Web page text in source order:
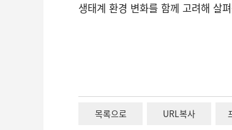
생태계 환경 변화를 함께 고려해 살
목록으로 URL복사